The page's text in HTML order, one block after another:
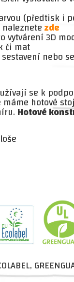
(předtisk i
zde
vytvárení 3D
či mat
nebo
se k
hotové
Hotové